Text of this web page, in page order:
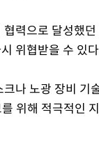
력으로 달성했
위협받을 수 있
나 노광 장비 기
위해 적극적인